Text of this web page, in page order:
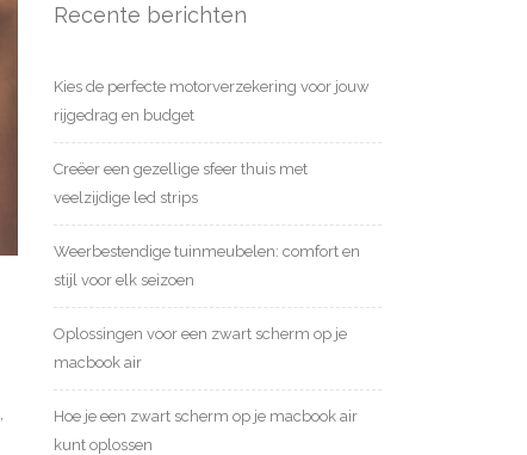
Recente berichten
Kies de perfecte motorverzekering voor jouw
rijgedrag en budget
Creëer een gezellige sfeer thuis met
veelzijdige led strips
Weerbestendige tuinmeubelen: comfort en
stijl voor elk seizoen
Oplossingen voor een zwart scherm op je
macbook air
Hoe je een zwart scherm op je macbook air
kunt oplossen